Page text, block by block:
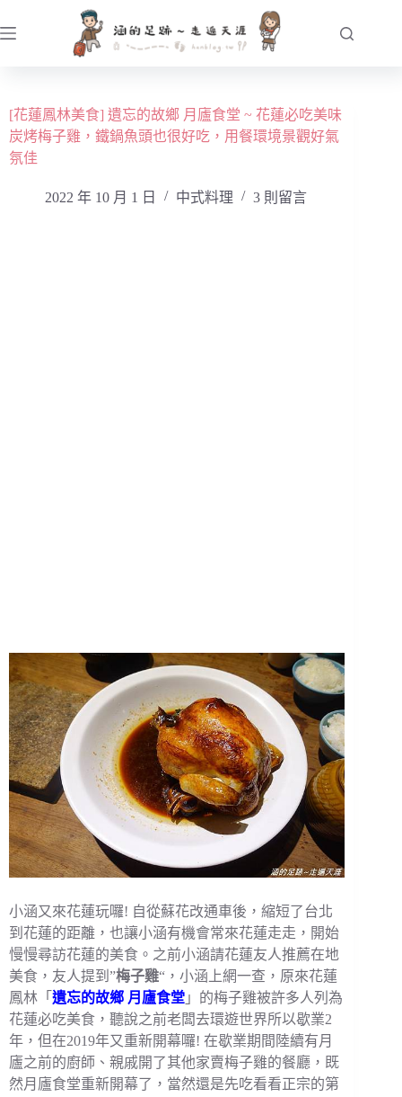
至
容[花蓮鳳林美食] 遺忘的故鄉 月廬食堂 ~ 花蓮必吃美味
炭烤梅子雞，鐵鍋魚頭也很好吃，用餐環境景觀好氣
氛佳
2022 年 10 月 1 日 中式料理 3 則留言
小涵又來花蓮玩囉! 自從蘇花改通車後，縮短了台北
到花蓮的距離，也讓小涵有機會常來花蓮走走，開始
慢慢尋訪花蓮的美食。之前小涵請花蓮友人推薦在地
美食，友人提到”梅子雞“，小涵上網一查，原來花蓮
鳳林「 遺忘的故鄉 月廬食堂 」的梅子雞被許多人列為
花蓮必吃美食，聽說之前老闆去環遊世界所以歇業2
年，但在2019年又重新開幕囉! 在歇業期間陸續有月
廬之前的廚師、親戚開了其他家賣梅子雞的餐廳，既
然月廬食堂重新開幕了，當然還是先吃看看正宗的第